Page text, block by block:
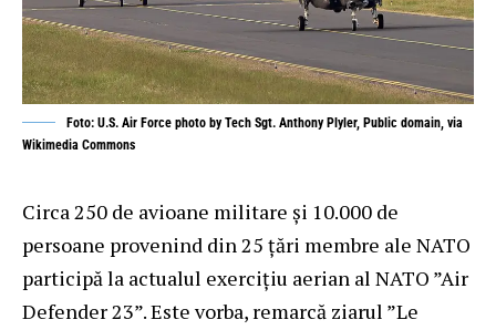
Foto: U.S. Air Force photo by Tech Sgt. Anthony Plyler, Public domain, via
Wikimedia Commons
Circa 250 de avioane militare și 10.000 de
persoane provenind din 25 țări membre ale NATO
participă la actualul exercițiu aerian al NATO ”Air
Defender 23”. Este vorba, remarcă ziarul ”Le